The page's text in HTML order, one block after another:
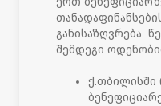
განისაზღვრება
შემდეგი
ქ.თბილისში